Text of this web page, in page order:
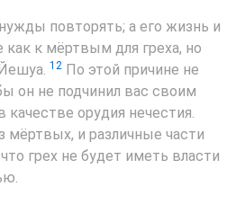
повторять; а его жизнь и
к мёртвым для греха, но
12 По этой причине не
он не подчинил вас своим
качестве орудия нечестия.
мёртвых, и различные части
грех не будет иметь власти